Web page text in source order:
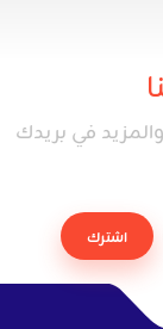
في بريدك
اشترك